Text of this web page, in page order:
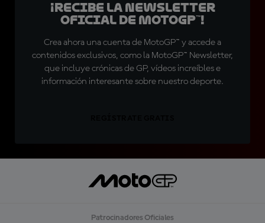
¡Recibe la Newsletter
oficial de MotoGP™!
Crea ahora una cuenta de MotoGP™ y accede a
contenidos exclusivos, como la MotoGP™ Newsletter,
que incluye crónicas de GP, vídeos increíbles e
información interesante sobre nuestro deporte.
Patrocinadores Oficiales